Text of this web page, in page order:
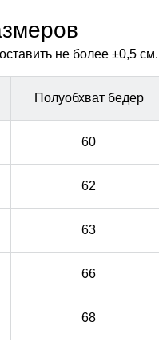
не более ±0,5
Полуобхват бедер
60
62
63
66
68